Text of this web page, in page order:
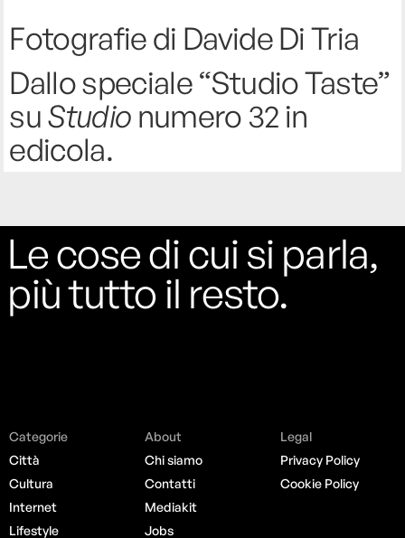
Fotografie di Davide Di Tria
Dallo speciale “Studio Taste”
suStudio numero 32 in
edicola.
Le cose di cui si parla,
più tutto il resto.
Categorie
Città
Cultura
Internet
Lifestyle
About
Chi siamo
Contatti
Mediakit
Jobs
Legal
Privacy Policy
Cookie Policy